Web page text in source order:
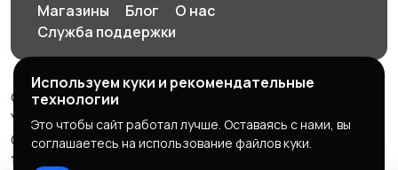
Магазины Блог
О нас
Служба поддержки
© 2026 Орен-АЙ - Авто | Недвижимость | Работа |
Услуги
Создал Карусов Е.С ООО "ЦПК" ИНН 5609203278 ОГРН
1235600008841
Используем куки и рекомендательные
технологии
Это чтобы сайт работал лучше. Оставаясь с нами, вы
соглашаетесь на использование файлов куки.